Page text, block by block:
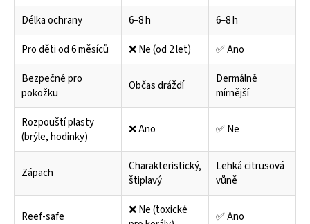
Délka ochrany
6–8 h
6–8 h
Pro děti od 6 měsíců
❌ Ne (od 2 let)
✅ Ano
Bezpečné pro
pokožku
Občas dráždí
Dermálně
mírnější
Rozpouští plasty
(brýle, hodinky)
❌ Ano ✅ Ne
Zápach
Charakteristický,
štiplavý
Lehká citrusová
vůně
Reef-safe
❌ Ne (toxické
✅ Ano